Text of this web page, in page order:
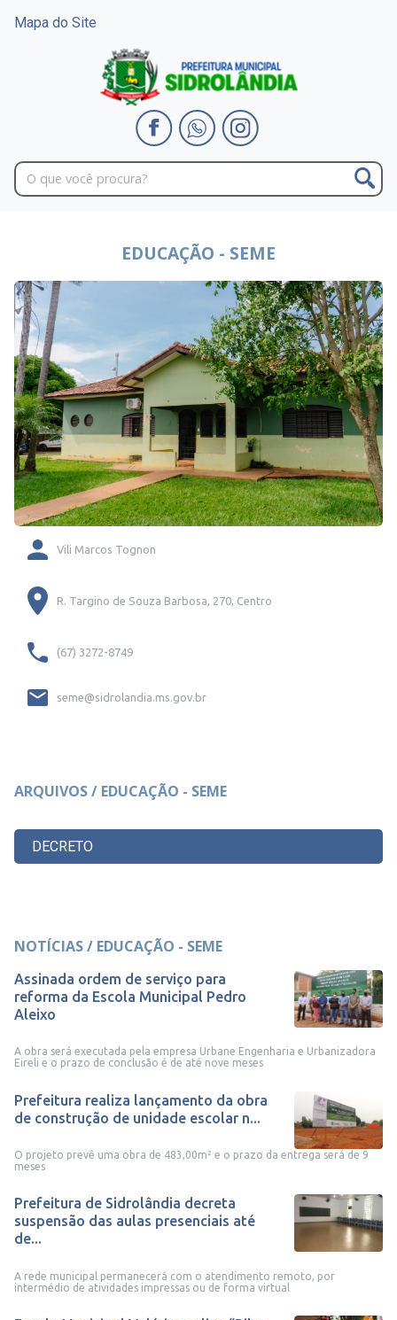
Mapa do Site
EDUCAÇÃO - SEME
Vili Marcos Tognon
R. Targino de Souza Barbosa, 270, Centro
(67) 3272-8749
seme@sidrolandia.ms.gov.br
ARQUIVOS / EDUCAÇÃO - SEME
DECRETO
NOTÍCIAS / EDUCAÇÃO - SEME
Assinada ordem de serviço para
reforma da Escola Municipal Pedro
Aleixo
A obra será executada pela empresa Urbane Engenharia e Urbanizadora
Eireli e o prazo de conclusão é de até nove meses
Prefeitura realiza lançamento da obra
de construção de unidade escolar n...
O projeto prevê uma obra de 483,00m² e o prazo da entrega será de 9
meses
Prefeitura de Sidrolândia decreta
suspensão das aulas presenciais até
de...
A rede municipal permanecerá com o atendimento remoto, por
intermédio de atividades impressas ou de forma virtual